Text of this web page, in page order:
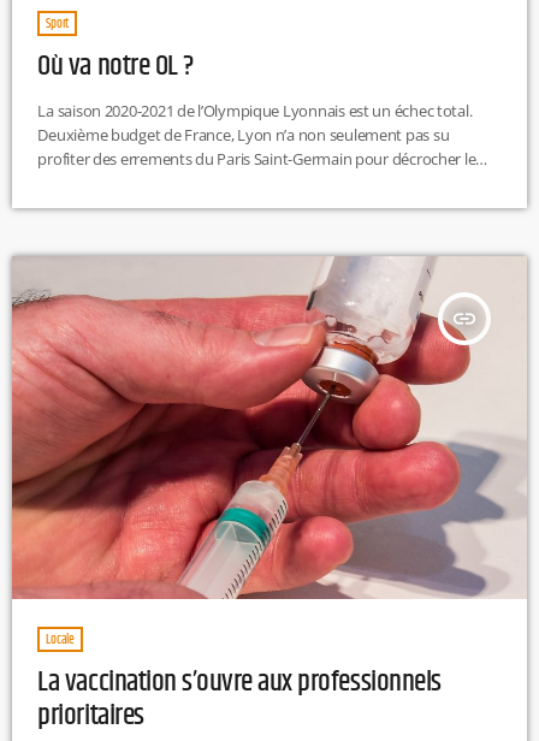
Sport
Où va notre OL ?
La saison 2020-2021 de l’Olympique Lyonnais est un échec total.
Deuxième budget de France, Lyon n’a non seulement pas su
profiter des errements du Paris Saint-Germain pour décrocher le
pas été capable de terminer sur le podium. Le tout dans un exercice
de Rudi […]
insert_link
Locale
La vaccination s’ouvre aux professionnels
prioritaires